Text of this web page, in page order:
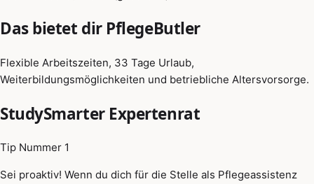
Das bietet dir PflegeButler
Flexible Arbeitszeiten, 33 Tage Urlaub,
Weiterbildungsmöglichkeiten und betriebliche Altersvorsorge.
StudySmarter Expertenrat
Tip Nummer 1
Sei proaktiv! Wenn du dich für die Stelle als Pflegeassistenz